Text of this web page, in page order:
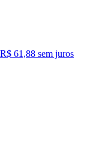
R$ 61,88 sem juros